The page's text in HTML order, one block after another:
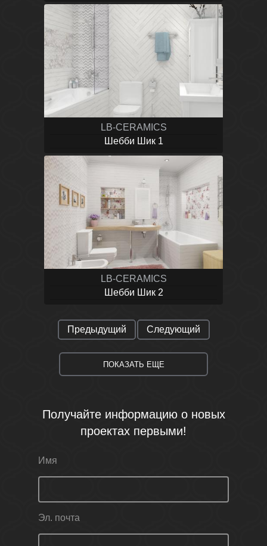
LB-CERAMICS
Шебби Шик 1
LB-CERAMICS
Шебби Шик 2
Предыдущий Следующий
ПОКАЗАТЬ ЕЩЕ
Получайте информацию о новых
проектах первыми!
Имя
Эл. почта